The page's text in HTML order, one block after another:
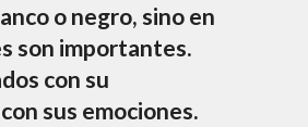
o negro, sino en
son importantes.
con su
sus emociones.